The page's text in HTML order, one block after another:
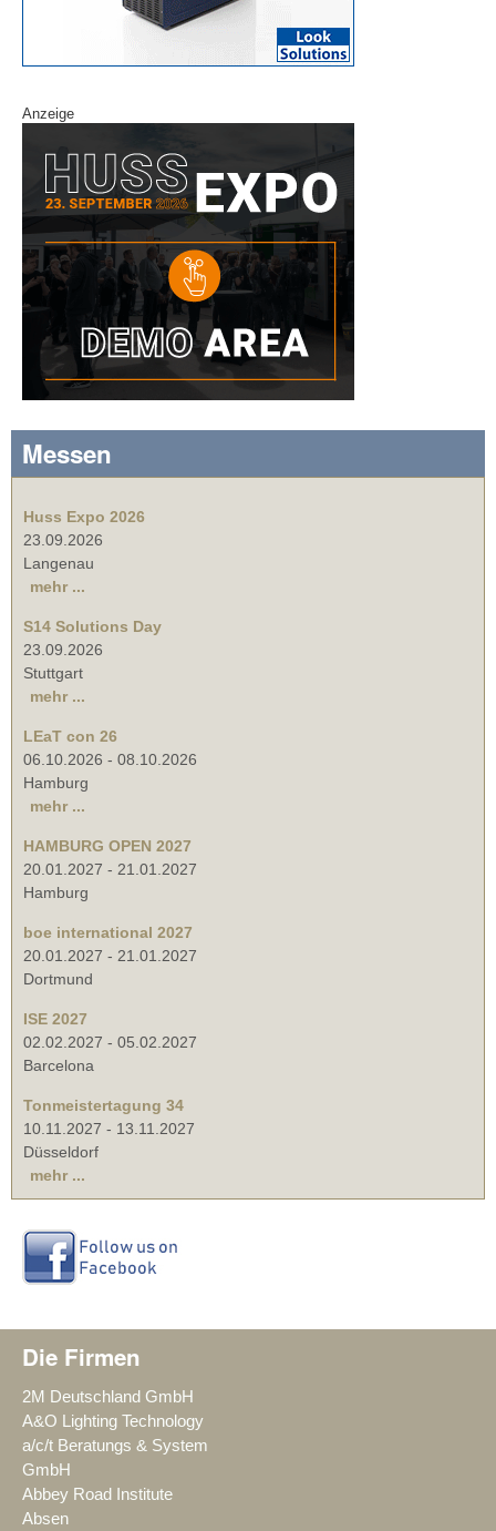
Anzeige
Messen
Huss Expo 2026
23.09.2026
Langenau
mehr ...
S14 Solutions Day
23.09.2026
Stuttgart
mehr ...
LEaT con 26
06.10.2026 - 08.10.2026
Hamburg
mehr ...
HAMBURG OPEN 2027
20.01.2027 - 21.01.2027
Hamburg
boe international 2027
20.01.2027 - 21.01.2027
Dortmund
ISE 2027
02.02.2027 - 05.02.2027
Barcelona
Tonmeistertagung 34
10.11.2027 - 13.11.2027
Düsseldorf
mehr ...
Die Firmen
2M Deutschland GmbH
A&O Lighting Technology
a/c/t Beratungs & System
GmbH
Abbey Road Institute
Absen